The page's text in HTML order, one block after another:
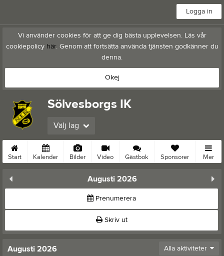
Logga in
Vi använder cookies för att ge dig bästa upplevelsen. Läs vår
cookiepolicy här. Genom att fortsätta använda tjänsten godkänner du
denna.
Okej
Sölvesborgs IK
Välj lag
Start Kalender Bilder Video Gästbok Sponsorer Mer
Augusti 2026
Prenumerera
Skriv ut
Augusti 2026 Alla aktiviteter